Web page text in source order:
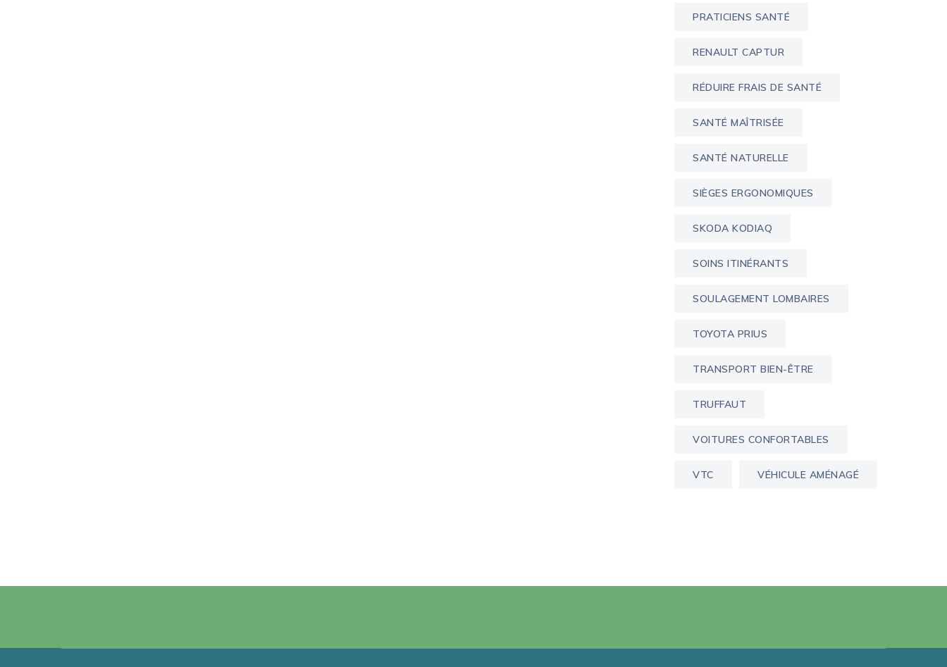
PRATICIENS SANTÉ
RENAULT CAPTUR
RÉDUIRE FRAIS DE SANTÉ
SANTÉ MAÎTRISÉE
SANTÉ NATURELLE
SIÈGES ERGONOMIQUES
SKODA KODIAQ
SOINS ITINÉRANTS
SOULAGEMENT LOMBAIRES
TOYOTA PRIUS
TRANSPORT BIEN-ÊTRE
TRUFFAUT
VOITURES CONFORTABLES
VTC VÉHICULE AMÉNAGÉ